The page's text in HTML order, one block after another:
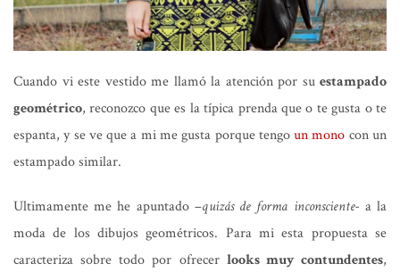
Cuando vi este vestido me llamó la atención por su estampado
geométrico, reconozco que es la típica prenda que o te gusta o te
espanta, y se ve que a mi me gusta porque tengoun mono con un
estampado similar.
Ultimamente me he apuntado –quizás de forma inconsciente- a la
moda de los dibujos geométricos. Para mi esta propuesta se
caracteriza sobre todo por ofrecer looks muy contundentes,